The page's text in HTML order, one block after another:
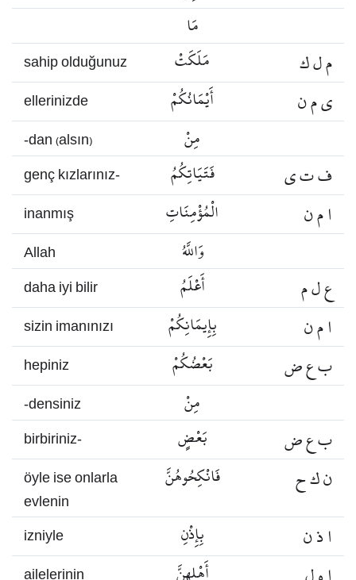
مَا
sahip olduğunuz مَلَكَتْ م ل ك
ellerinizde أَيْمَانُكُمْ ي م ن
-dan (alsın) مِنْ
genç kızlarınız- فَتَيَاتِكُمُ ف ت ي
inanmış الْمُؤْمِنَاتِ ا م ن
Allah وَاللَّهُ
daha iyi bilir أَعْلَمُ ع ل م
sizin imanınızı بِإِيمَانِكُمْ ا م ن
hepiniz بَعْضُكُمْ ب ع ض
-densiniz مِنْ
birbiriniz- بَعْضٍ ب ع ض
öyle ise onlarla
evlenin
فَانْكِحُوهُنَّ ن ك ح
izniyle بِإِذْنِ ا ذ ن
أَهْلِهِنَّ